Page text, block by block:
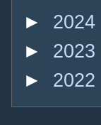
► 2024
► 2023
► 2022